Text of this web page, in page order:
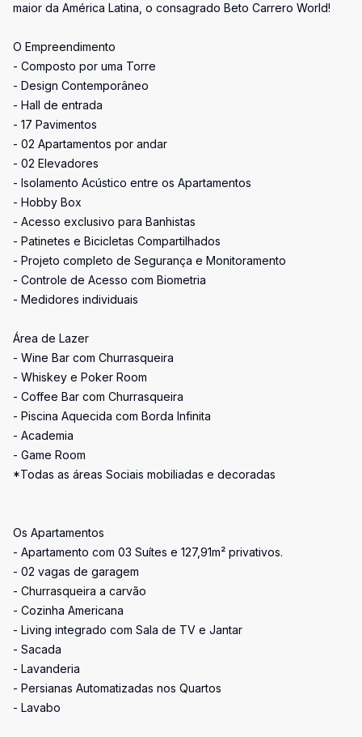
maior da América Latina, o consagrado Beto Carrero World!
O Empreendimento
- Composto por uma Torre
- Design Contemporâneo
- Hall de entrada
- 17 Pavimentos
- 02 Apartamentos por andar
- 02 Elevadores
- Isolamento Acústico entre os Apartamentos
- Hobby Box
- Acesso exclusivo para Banhistas
- Patinetes e Bicicletas Compartilhados
- Projeto completo de Segurança e Monitoramento
- Controle de Acesso com Biometria
- Medidores individuais
Área de Lazer
- Wine Bar com Churrasqueira
- Whiskey e Poker Room
- Coffee Bar com Churrasqueira
- Piscina Aquecida com Borda Infinita
- Academia
- Game Room
*Todas as áreas Sociais mobiliadas e decoradas
Os Apartamentos
- Apartamento com 03 Suítes e 127,91m² privativos.
- 02 vagas de garagem
- Churrasqueira a carvão
- Cozinha Americana
- Living integrado com Sala de TV e Jantar
- Sacada
- Lavanderia
- Persianas Automatizadas nos Quartos
- Lavabo